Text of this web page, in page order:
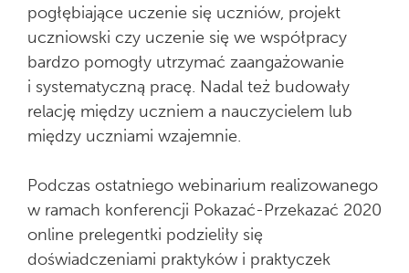
pogłębiające uczenie się uczniów, projekt
uczniowski czy uczenie się we współpracy
bardzo pomogły utrzymać zaangażowanie
i systematyczną pracę. Nadal też budowały
relację między uczniem a nauczycielem lub
między uczniami wzajemnie.
Podczas ostatniego webinarium realizowanego
w ramach konferencji Pokazać-Przekazać 2020
online prelegentki podzieliły się
doświadczeniami praktyków i praktyczek